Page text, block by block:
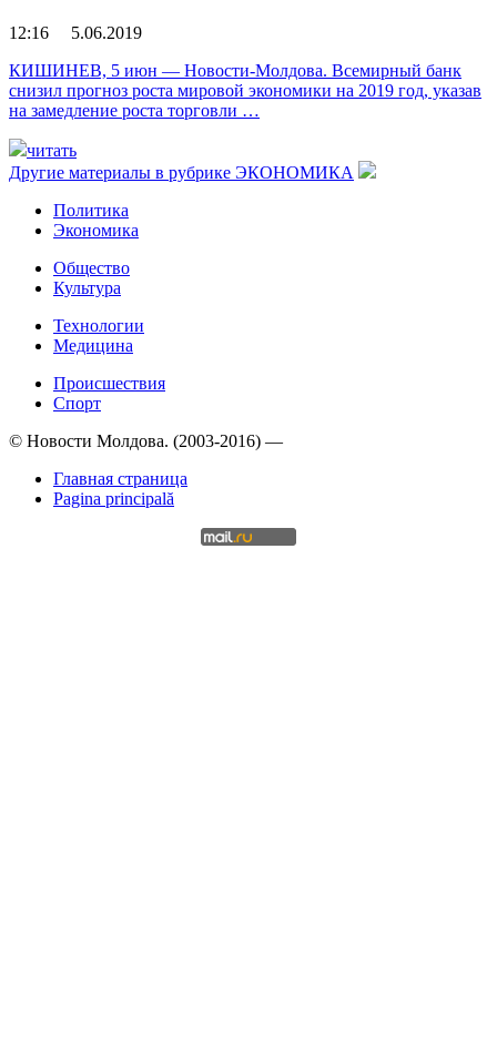
12:16 5.06.2019
КИШИНЕВ, 5 июн — Новости-Молдова. Всемирный банк
снизил прогноз роста мировой экономики на 2019 год, указав
на замедление роста торговли …
читать
Другие материалы в рубрике ЭКОНОМИКА
Политика
Экономика
Общество
Культура
Технологии
Медицина
Происшествия
Спорт
© Новости Молдова. (2003-2016) —
Главная страница
Pagina principală